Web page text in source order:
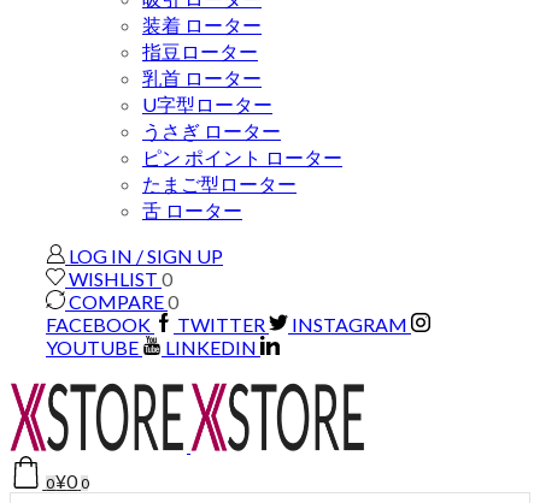
装着 ローター
指豆ローター
乳首 ローター
U字型ローター
うさぎ ローター
ピン ポイント ローター
たまご型ローター
舌 ローター
LOG IN / SIGN UP
WISHLIST 0
COMPARE0
FACEBOOK
TWITTER
INSTAGRAM
YOUTUBE
LINKEDIN
0¥0 0